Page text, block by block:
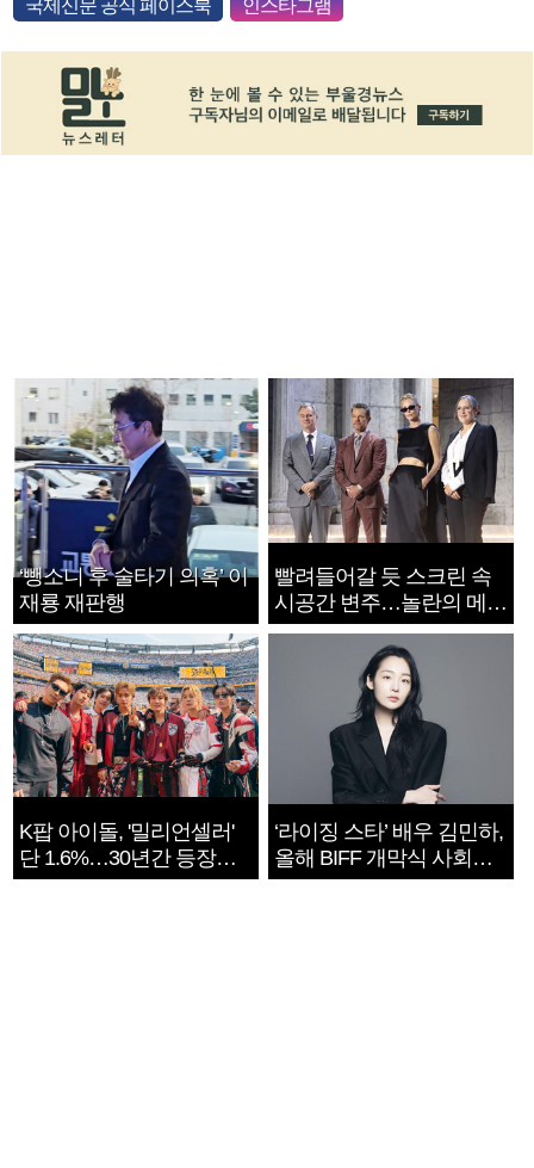
국제신문 공식 페이스북 인스타그램
‘뺑소니 후 술타기 의혹’ 이
재룡 재판행
빨려들어갈 듯 스크린 속
시공간 변주…놀란의 메시
지는 ‘전쟁 속죄’
K팝 아이돌, '밀리언셀러'
단 1.6%…30년간 등장
1182개팀 전수조사
‘라이징 스타’ 배우 김민하,
올해 BIFF 개막식 사회자
확정